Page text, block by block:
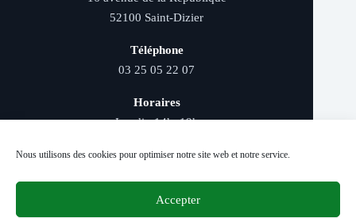
Nous utilisons des cookies pour optimiser notre site web et notre service.
Accepter
52100 Saint-Dizier
Téléphone
03 25 05 22 07
Horaires
Lundi : 14h–19h
Livraison rapide - Retrait magasin - Paiement